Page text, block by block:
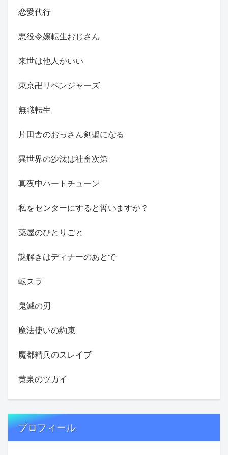
恋愛代行
悪役令嬢転生おじさん
来世は他人がいい
東京卍リベンジャーズ
無職転生
片田舎のおっさん剣聖になる
異世界の沙汰は社畜次第
真夜中ハートチューン
私をセンターにすると誓いますか？
薬屋のひとりごと
謎解きはディナーのあとで
転スラ
鬼滅の刃
魔法使いの約束
魔都精兵のスレイブ
黄泉のツガイ
プロフィール